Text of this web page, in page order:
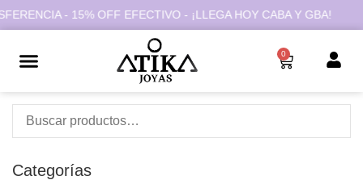
- 15% OFF EFECTIVO - ¡LLEGA HOY CABA Y GBA!
0
Categorías